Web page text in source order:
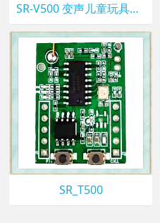
SR-V500 变声儿童玩具对讲，DIY手工制作二合一
SR_T500